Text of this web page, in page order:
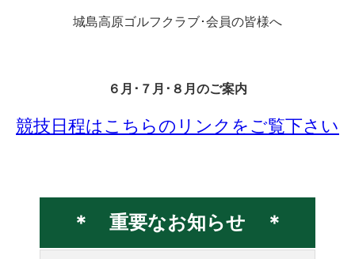
城島高原ゴルフクラブ･会員の皆様へ
６月･７月･８月のご案内
競技日程はこちらのリンクをご覧下さい
＊ 重要なお知らせ ＊